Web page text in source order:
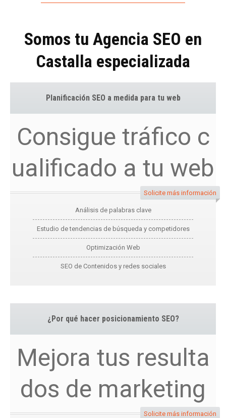
Somos tu Agencia SEO en
Castalla especializada
Planificación SEO a medida para tu web
Consigue tráfico c
ualificado a tu web
Solicite más información
Análisis de palabras clave
Estudio de tendencias de búsqueda y competidores
Optimización Web
SEO de Contenidos y redes sociales
¿Por qué hacer posicionamiento SEO?
Mejora tus resulta
dos de marketing
Solicite más información